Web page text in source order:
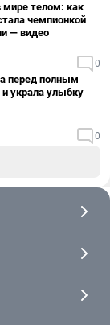
телом: как
чемпионкой
— видео
0
перед полным
украла улыбку
0